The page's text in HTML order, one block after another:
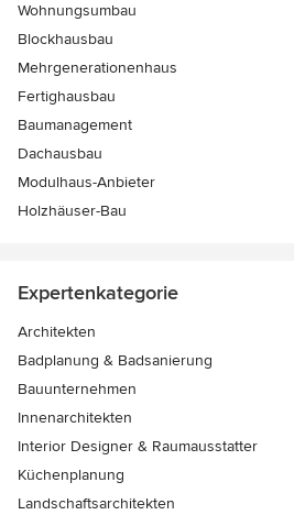
Wohnungsumbau
Blockhausbau
Mehrgenerationenhaus
Fertighausbau
Baumanagement
Dachausbau
Modulhaus-Anbieter
Holzhäuser-Bau
Expertenkategorie
Architekten
Badplanung & Badsanierung
Bauunternehmen
Innenarchitekten
Interior Designer & Raumausstatter
Küchenplanung
Landschaftsarchitekten